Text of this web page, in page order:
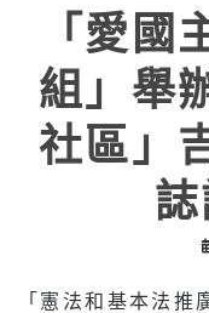
「愛
組」舉
社區」
「憲法和基本法